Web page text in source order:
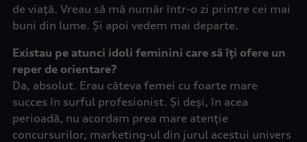
de viață. Vreau să mă număr într-o zi printre cei mai
buni din lume. Și apoi vedem mai departe.
Existau pe atunci idoli feminini care să îți ofere un
reper de orientare?
Da, absolut. Erau câteva femei cu foarte mare
succes în surful profesionist. Și deși, în acea
perioadă, nu acordam prea mare atenție
concursurilor, marketing-ul din jurul acestui univers